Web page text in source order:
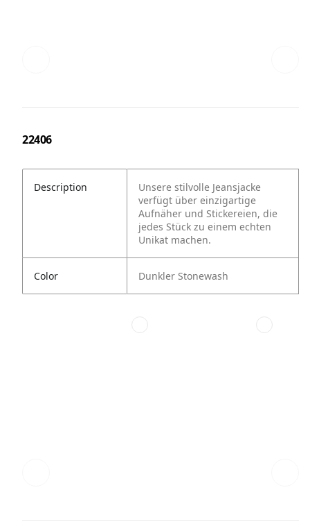
22406
Description
Unsere stilvolle Jeansjacke
verfügt über einzigartige
Aufnäher und Stickereien, die
jedes Stück zu einem echten
Unikat machen.
Color Dunkler Stonewash